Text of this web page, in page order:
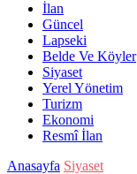
İlan
Güncel
Lapseki
Belde Ve Köyler
Siyaset
Yerel Yönetim
Turizm
Ekonomi
Resmî İlan
Anasayfa Siyaset